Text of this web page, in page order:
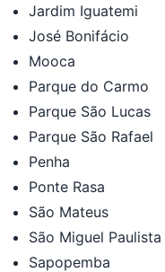
Jardim Iguatemi
José Bonifácio
Mooca
Parque do Carmo
Parque São Lucas
Parque São Rafael
Penha
Ponte Rasa
São Mateus
São Miguel Paulista
Sapopemba